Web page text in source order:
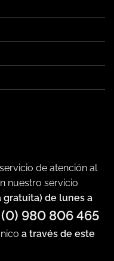
de atención al
nuestro servicio
gratuita) de lunes a
(0) 980 806 465
a través de este